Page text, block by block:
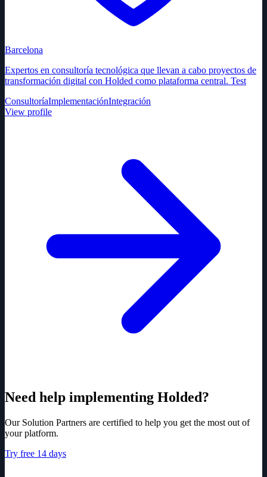
Barcelona
Expertos en consultoría tecnológica que llevan a cabo proyectos de
transformación digital con Holded como plataforma central. Test
ConsultoríaImplementaciónIntegración
View profile
Need help implementing Holded?
Our Solution Partners are certified to help you get the most out of
your platform.
Try free 14 days